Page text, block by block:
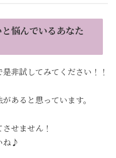
悩んでいるあなた
非試してみてください！！
あると思っています。
せません！
ね♪